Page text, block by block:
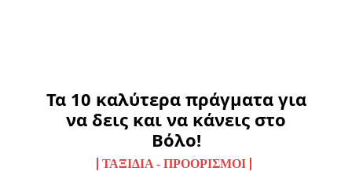
Τα 10 καλύτερα πράγματα για
να δεις και να κάνεις στο
Βόλο!
ΤΑΞΊΔΙΑ - ΠΡΟΟΡΙΣΜΟΊ